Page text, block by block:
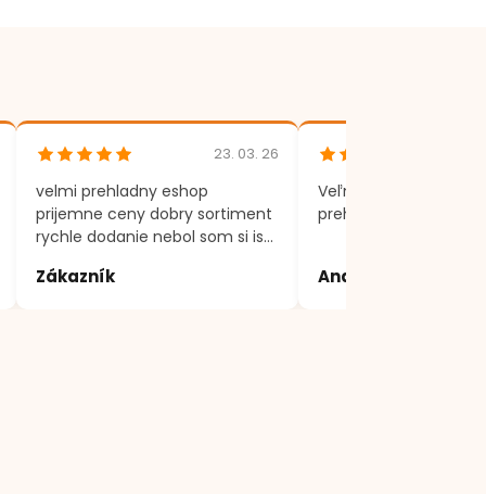
23. 03. 26
velmi prehladny eshop
prijemne ceny dobry sortiment
rychle dodanie nebol som si isty
mi vysvetlili a poradili
Zákazník
Veľmi rýchle
prehľadný eshop.
Andrea